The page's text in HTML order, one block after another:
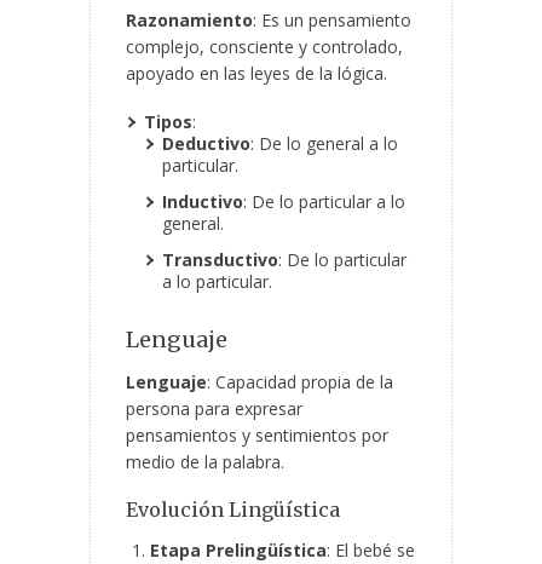
Razonamiento: Es un pensamiento
complejo, consciente y controlado,
apoyado en las leyes de la lógica.
Tipos:
Deductivo: De lo general a lo
particular.
Inductivo: De lo particular a lo
general.
Transductivo: De lo particular
a lo particular.
Lenguaje
Lenguaje: Capacidad propia de la
persona para expresar
pensamientos y sentimientos por
medio de la palabra.
Evolución Lingüística
Etapa Prelingüística: El bebé se